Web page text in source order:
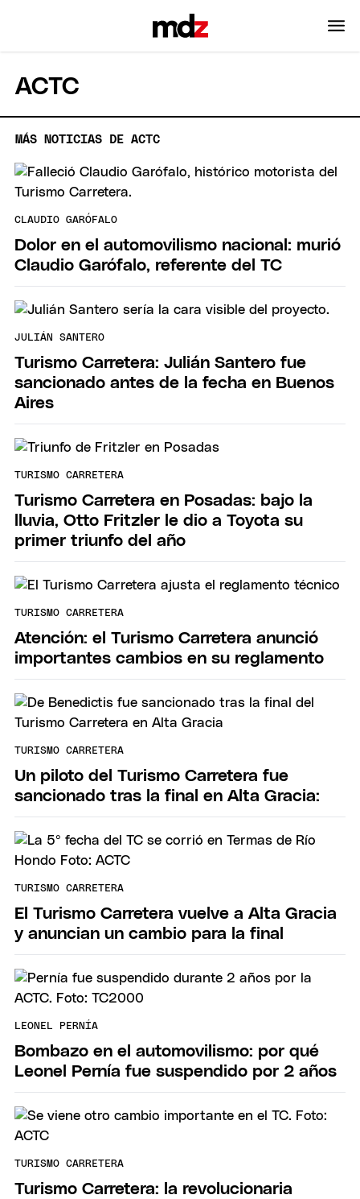
ACTC
MÁS NOTICIAS DE ACTC
CLAUDIO GARÓFALO
Dolor en el automovilismo nacional: murió
Claudio Garófalo, referente del TC
JULIÁN SANTERO
Turismo Carretera: Julián Santero fue
sancionado antes de la fecha en Buenos
Aires
TURISMO CARRETERA
Turismo Carretera en Posadas: bajo la
lluvia, Otto Fritzler le dio a Toyota su
primer triunfo del año
TURISMO CARRETERA
Atención: el Turismo Carretera anunció
importantes cambios en su reglamento
TURISMO CARRETERA
Un piloto del Turismo Carretera fue
sancionado tras la final en Alta Gracia:
TURISMO CARRETERA
El Turismo Carretera vuelve a Alta Gracia
y anuncian un cambio para la final
LEONEL PERNÍA
Bombazo en el automovilismo: por qué
Leonel Pernía fue suspendido por 2 años
TURISMO CARRETERA
Turismo Carretera: la revolucionaria